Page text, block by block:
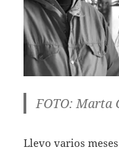
FOTO: Marta
Llevo varios